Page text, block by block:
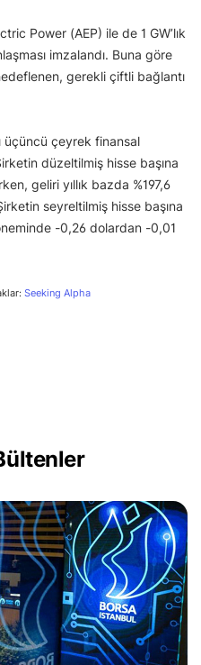
Power (AEP) ile de 1 GW’lık
imzalandı. Buna göre
gerekli çiftli bağlantı
üçüncü çeyrek finansal
düzeltilmiş hisse başına
geliri yıllık bazda %197,6
seyreltilmiş hisse başına
-0,26 dolardan -0,01
Seeking Alpha